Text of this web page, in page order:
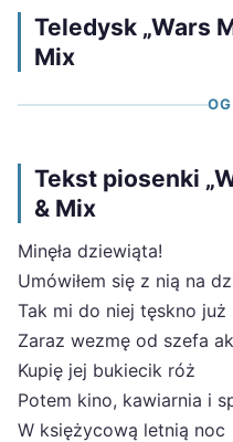
Teledysk „Wars
Mix
Tekst piosenki
& Mix
Minęła dziewiąta!
Umówiłem się z nią na
Tak mi do niej tęskno już
Zaraz wezmę od szefa
Kupię jej bukiecik róż
Potem kino, kawiarnia i
W księżycową letnią noc